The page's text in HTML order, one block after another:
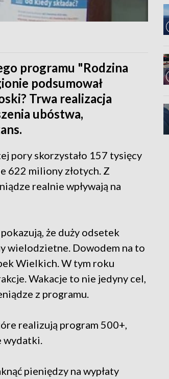
programu "Rodzina
podsumował
Trwa realizacja
ubóstwa,
pory skorzystało 157 tysięcy
622 miliony złotych. Z
realnie wpływają na
że duży odsetek
wielodzietne. Dowodem na to
Wielkich. W tym roku
Wakacje to nie jedyny cel,
z programu.
realizują program 500+,
wydatki.
pieniędzy na wypłaty